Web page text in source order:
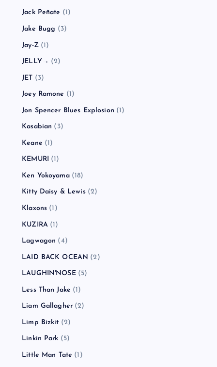
Jack Peñate (1)
Jake Bugg (3)
Jay-Z(1)
JELLY→ (2)
JET (3)
Joey Ramone (1)
Jon Spencer Blues Explosion (1)
Kasabian (3)
Keane (1)
KEMURI (1)
Ken Yokoyama(18)
Kitty Daisy & Lewis(2)
Klaxons (1)
KUZIRA(1)
Lagwagon (4)
LAID BACK OCEAN (2)
LAUGHIN'NOSE(5)
Less Than Jake (1)
Liam Gallagher (2)
Limp Bizkit (2)
Linkin Park (5)
Little Man Tate (1)